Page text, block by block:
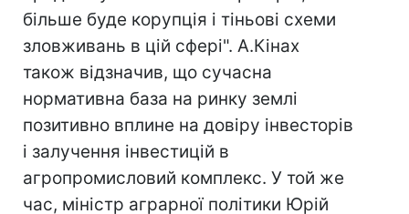
більше буде корупція і тіньові схеми
зловживань в цій сфері". А.Кінах
також відзначив, що сучасна
нормативна база на ринку землі
позитивно вплине на довіру інвесторів
і залучення інвестицій в
агропромисловий комплекс. У той же
час, міністр аграрної політики Юрій